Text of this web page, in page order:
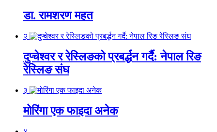
डा. रामशरण महत
२
दुप्चेश्वर र रेस्लिङको प्रबर्द्धन गर्दै: नेपाल रिङ
रेस्लिङ संघ
३
मोरिंगा एक फाइदा अनेक